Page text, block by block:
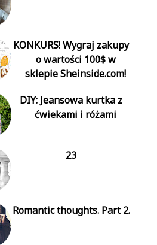
KONKURS! Wygraj zakupy
o wartości 100$ w
sklepie Sheinside.com!
DIY: Jeansowa kurtka z
ćwiekami i różami
23
Romantic thoughts. Part 2.